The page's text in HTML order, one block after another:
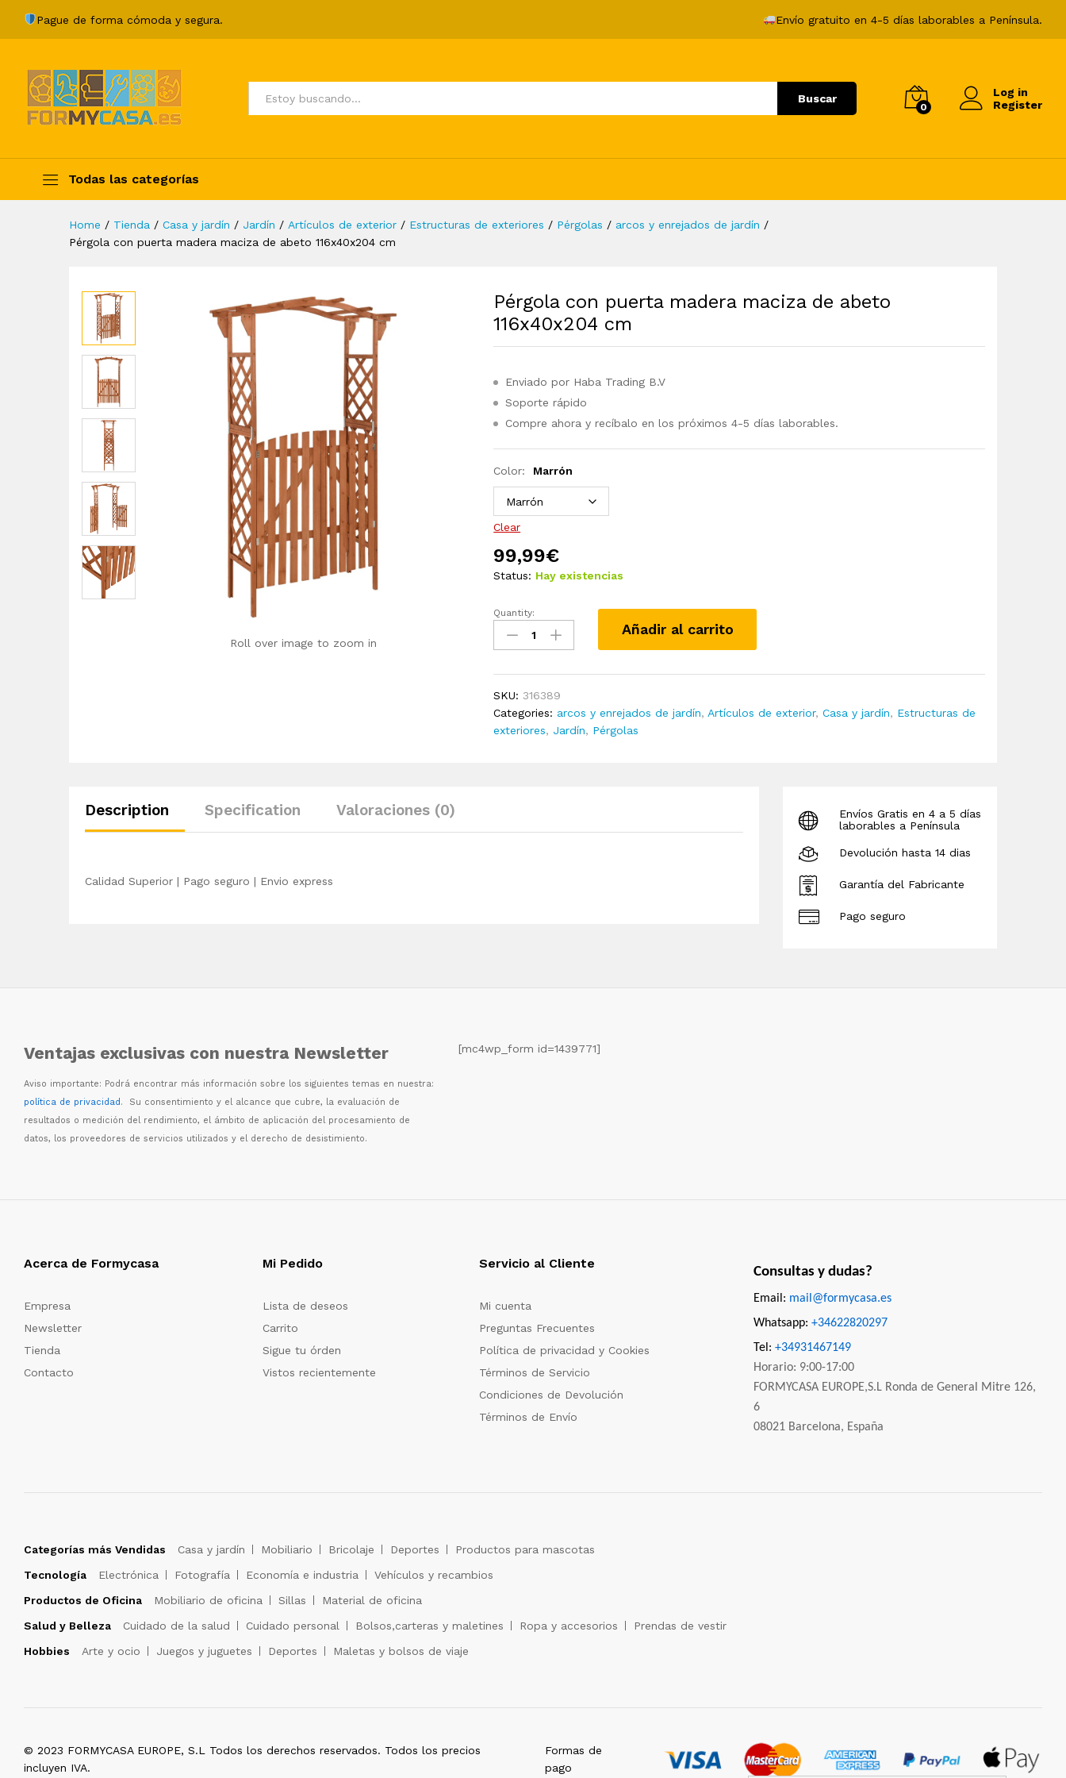
Pague de forma cómoda y segura. Envío gratuito en 4-5 días laborables a Península.
Todos Buscar
0
Log in
Register
Todas las categorías
Home / Tienda / Casa y jardín / Jardín / Artículos de exterior / Estructuras de exteriores / Pérgolas / arcos y enrejados de jardín /
Pérgola con puerta madera maciza de abeto 116x40x204 cm
Roll over image to zoom in
Pérgola con puerta madera maciza de abeto
116x40x204 cm
Enviado por Haba Trading B.V
Soporte rápido
Compre ahora y recíbalo en los próximos 4-5 días laborables.
Color: Marrón
Clear
99,99€
Status: Hay existencias
Pérgola
con
puerta
de
abeto
116x40x204
Quantity:
Añadir al carrito
SKU:316389
Categories: arcos y enrejados de jardín, Artículos de exterior,Casa y jardín, Estructuras de
exteriores, Jardín, Pérgolas
Description Specification Valoraciones (0)
Calidad Superior | Pago seguro | Envio express
Envíos Gratis en 4 a 5 días
laborables a Península
Devolución hasta 14 dias
Garantía del Fabricante
Pago seguro
Ventajas exclusivas con nuestra Newsletter
Aviso importante: Podrá encontrar más información sobre los siguientes temas en nuestra:
política de privacidad. Su consentimiento y el alcance que cubre, la evaluación de
resultados o medición del rendimiento, el ámbito de aplicación del procesamiento de
datos, los proveedores de servicios utilizados y el derecho de desistimiento.
[mc4wp_form id=1439771]
Acerca de Formycasa
Empresa
Newsletter
Tienda
Contacto
Mi Pedido
Lista de deseos
Carrito
Sigue tu órden
Vistos recientemente
Servicio al Cliente
Mi cuenta
Preguntas Frecuentes
Política de privacidad y Cookies
Términos de Servicio
Condiciones de Devolución
Términos de Envío
Consultas y dudas?
Email: mail@formycasa.es
Whatsapp: +34622820297
Tel: +34931467149
Horario: 9:00-17:00
FORMYCASA EUROPE,S.L Ronda de General Mitre 126,
6
08021 Barcelona, España
Categorías más Vendidas Casa y jardín Mobiliario Bricolaje Deportes
Productos para mascotas
Tecnología
Electrónica Fotografía Economía e industria
Vehículos y recambios
Productos de Oficina
Mobiliario de oficina Sillas
Material de oficina
Salud y Belleza
Cuidado de la salud Cuidado personal Bolsos,carteras y maletines Ropa y accesorios
Prendas de vestir
Hobbies
Arte y ocio Juegos y juguetes Deportes Maletas y bolsos de viaje
© 2023 FORMYCASA EUROPE, S.L Todos los derechos reservados. Todos los precios
incluyen IVA.
Formas de
pago
Description Specification
99,99€ Añadir al carrito